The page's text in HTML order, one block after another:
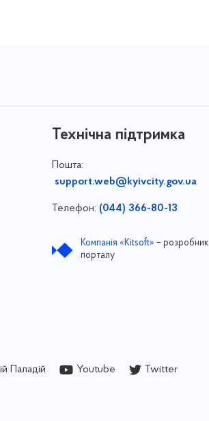
Технічна підтримка
Пошта:
support.web@kyivcity.gov.ua
Телефон: (044) 366-80-13
Компанія «Kitsoft» – розробник
порталу
Паладій Youtube Twitter